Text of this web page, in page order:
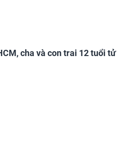
cha và con trai 12 tuổi tử